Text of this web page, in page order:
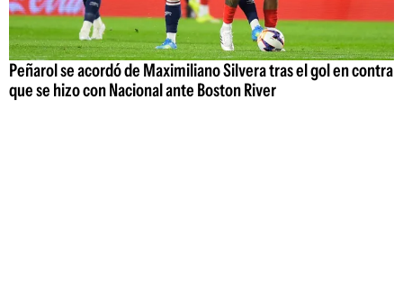
Peñarol se acordó de Maximiliano Silvera tras el gol en contra
que se hizo con Nacional ante Boston River